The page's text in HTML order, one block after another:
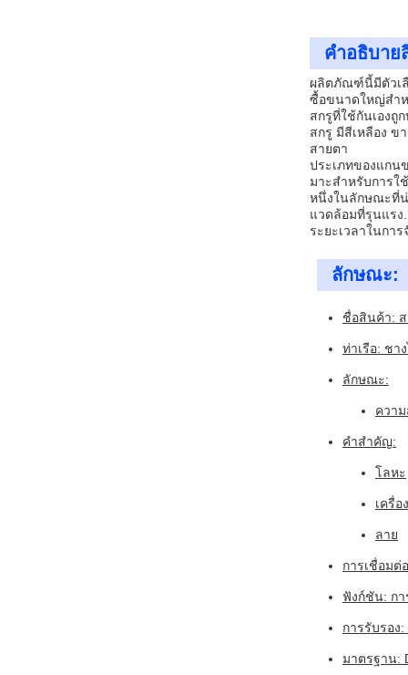
คําอธิบาย
ผลิตภัณฑ์นี้มีตัวเลื
ซื้อขนาดใหญ่สําห
สกรูที่ใช้กันเองถู
สกรู มีสีเหลือง
สายตา
ประเภทของแกน
มาะสําหรับการใ
หนึ่งในลักษณะที่น่
แวดล้อมที่รุนแรง.
ระยะเวลาในกา
ลักษณะ:
ชื่อสินค้า: ส
ท่าเรือ: ชา
ลักษณะ:
ควา
คําสําคัญ:
โลหะ
เครื่อ
ลาย
การเชื่อมต่
ฟังก์ชัน: กา
การรับรอง
มาตรฐาน: